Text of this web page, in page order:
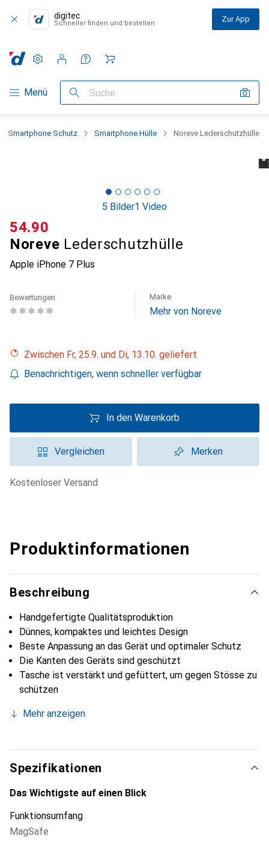
digitec
Schneller finden und bestellen Zur App
Navigation nach Kategorien
Menü Suche
Einstellungen
Kundenkonto
Vergleichslisten
Merklisten
Warenkorb
Smartphone Schutz Smartphone Hülle Noreve Lederschutzhülle
5 Bilder1 Video
Noreve Lederschutzhülle
Apple iPhone 7 Plus
CHF
54.90
Bewertungen Marke
Mehr von Noreve
Zwischen Fr, 25.9. und Di, 13.10. geliefert
Benachrichtigen, wenn schneller verfügbar
In den Warenkorb
Vergleichen Merken
kostenloser Versand
Produktinformationen
Beschreibung
Handgefertigte Qualitätsproduktion
Dünnes, kompaktes und leichtes Design
Beste Anpassung an das Gerät und optimaler Schutz
Die Kanten des Geräts sind geschützt
Tasche ist verstärkt und gefüttert, um gegen Stösse zu
schützen
Mehr anzeigen
Spezifikationen
Das Wichtigste auf einen Blick
Funktionsumfang
MagSafe